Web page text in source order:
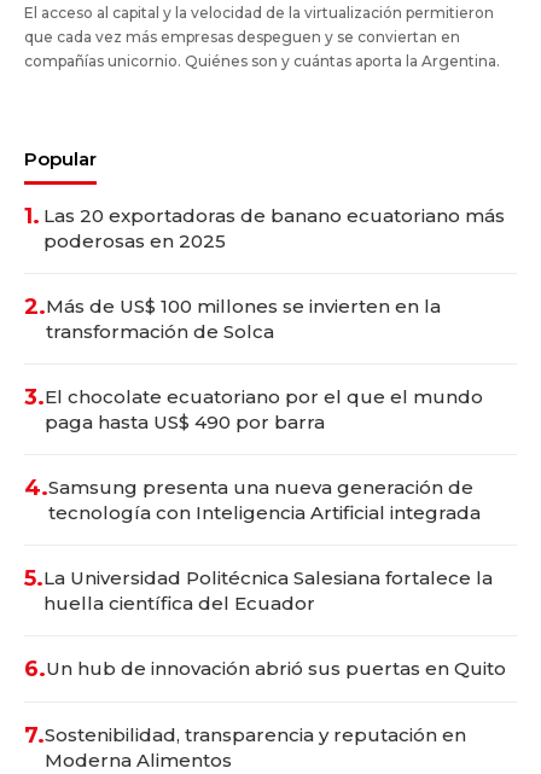
El acceso al capital y la velocidad de la virtualización permitieron
que cada vez más empresas despeguen y se conviertan en
compañías unicornio. Quiénes son y cuántas aporta la Argentina.
Popular
1. Las 20 exportadoras de banano ecuatoriano más
poderosas en 2025
2.Más de US$ 100 millones se invierten en la
transformación de Solca
3.El chocolate ecuatoriano por el que el mundo
paga hasta US$ 490 por barra
4.Samsung presenta una nueva generación de
tecnología con Inteligencia Artificial integrada
5.La Universidad Politécnica Salesiana fortalece la
huella científica del Ecuador
6.Un hub de innovación abrió sus puertas en Quito
7.Sostenibilidad, transparencia y reputación en
Moderna Alimentos